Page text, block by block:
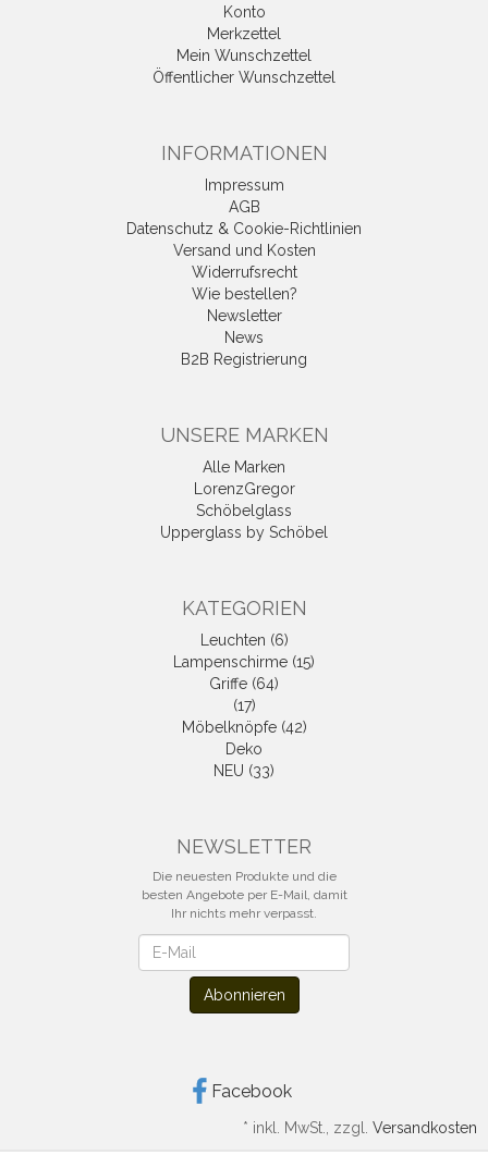
Konto
Merkzettel
Mein Wunschzettel
Öffentlicher Wunschzettel
INFORMATIONEN
Impressum
AGB
Datenschutz & Cookie-Richtlinien
Versand und Kosten
Widerrufsrecht
Wie bestellen?
Newsletter
News
B2B Registrierung
UNSERE MARKEN
Alle Marken
LorenzGregor
Schöbelglass
Upperglass by Schöbel
KATEGORIEN
Leuchten (6)
Lampenschirme (15)
Griffe (64)
(17)
Möbelknöpfe (42)
Deko
NEU (33)
NEWSLETTER
Die neuesten Produkte und die
besten Angebote per E-Mail, damit
Ihr nichts mehr verpasst.
Abonnieren
Facebook
* inkl. MwSt., zzgl. Versandkosten